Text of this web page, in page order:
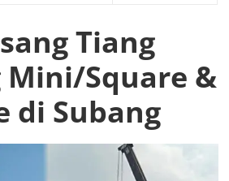
Tiang
Mini/Square &
di Subang